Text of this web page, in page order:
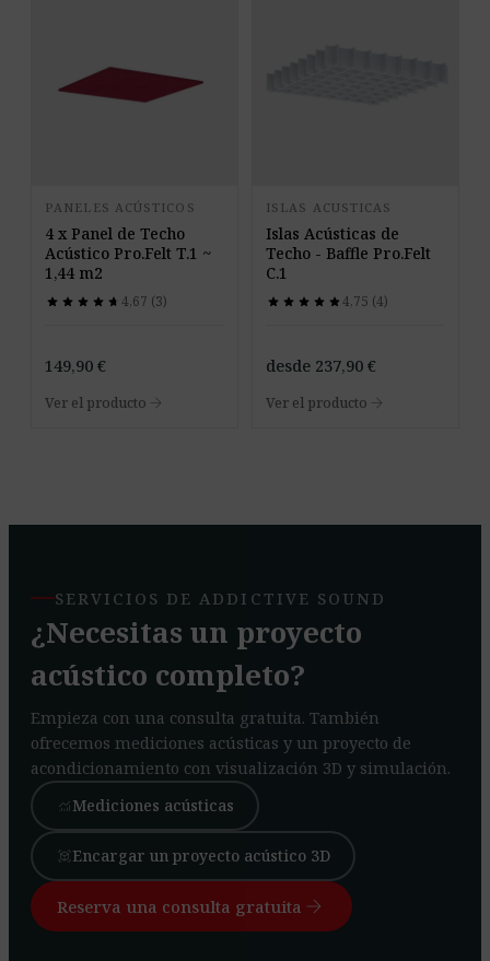
PANELES ACÚSTICOS
4 x Panel de Techo
Acústico Pro.Felt T.1 ~
1,44 m2
star star star star star
star star star star star 4,67 (3)
149,90 €
Ver el producto arrow_forward
ISLAS ACUSTICAS
Islas Acústicas de
Techo - Baffle Pro.Felt
C.1
star star star star star
star star star star star4,75 (4)
desde 237,90 €
Ver el producto arrow_forward
SERVICIOS DE ADDICTIVE SOUND
¿Necesitas un proyecto
acústico completo?
Empieza con una consulta gratuita. También
ofrecemos mediciones acústicas y un proyecto de
acondicionamiento con visualización 3D y simulación.
monitoringMediciones acústicas
view_in_arEncargar un proyecto acústico 3D
Reserva una consulta gratuita arrow_forward